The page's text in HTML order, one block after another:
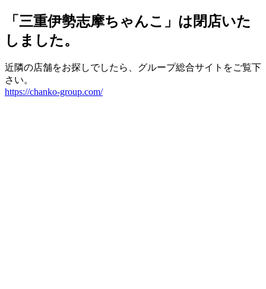
「三重伊勢志摩ちゃんこ」は閉店いた
しました。
近隣の店舗をお探しでしたら、グループ総合サイトをご覧下
さい。
https://chanko-group.com/